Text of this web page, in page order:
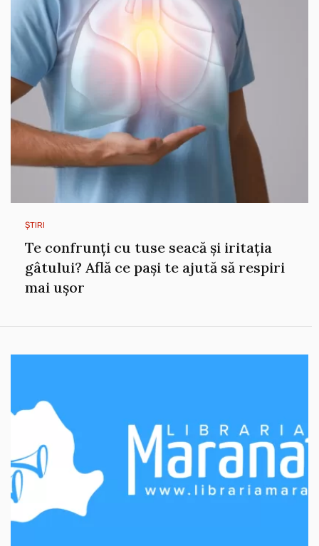
ȘTIRI
Te confrunți cu tuse seacă și iritația
gâtului? Află ce pași te ajută să respiri
mai ușor